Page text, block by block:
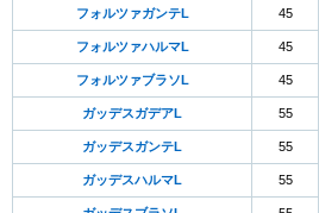
フォルツァガンテL 45
フォルツァハルマL 45
フォルツァブラソL 45
ガッデスガデアL 55
ガッデスガンテL 55
ガッデスハルマL 55